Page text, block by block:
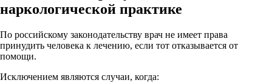
наркологической практике
По российскому законодательству врач не имеет права
принудить человека к лечению, если тот отказывается от
помощи.
Исключением являются случаи, когда: